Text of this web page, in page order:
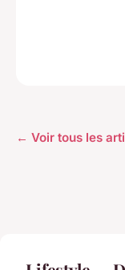
← Voir tous les